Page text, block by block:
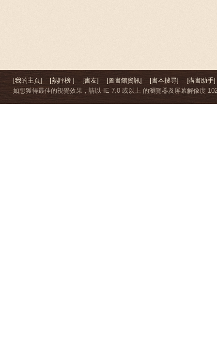
[我的主頁] [熱評榜 ] [書友] [圖書館資訊] [書本搜尋]
[購書助手]
如想獲得最佳的視覺效果，請以 IE 7.0 或以上 的瀏覽器及屏幕解像度